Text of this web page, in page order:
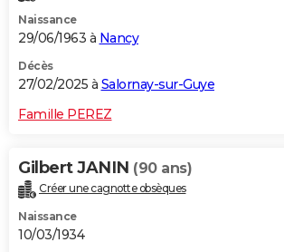
Naissance
29/06/1963 à Nancy
Décès
27/02/2025 à Salornay-sur-Guye
Famille PEREZ
Gilbert JANIN (90 ans)
Créer une cagnotte obsèques
Naissance
10/03/1934